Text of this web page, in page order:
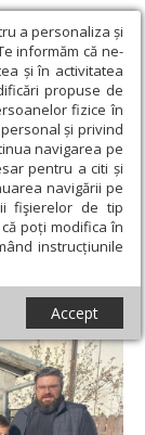
a personaliza și
informăm că ne-
și în activitatea
propuse de
fizice în
și privind
navigarea pe
pentru a citi și
navigării pe
fişierelor de tip
poți modifica în
instrucțiunile
Accept
defavorizaţi
din